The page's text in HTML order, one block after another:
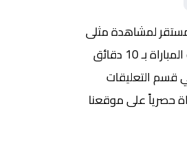
مستقر لمشاهدة مثلى
بـ 10 دقائق
قسم التعليقات
حصرياً على موقعنا